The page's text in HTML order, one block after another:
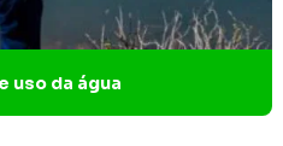
uso da água